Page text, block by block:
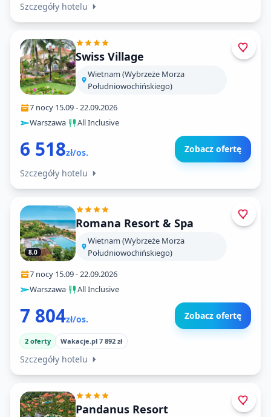
Szczegóły hotelu
Swiss Village
Wietnam (Wybrzeże Morza
Południowochińskiego)
7 nocy·15.09-22.09.2026
Warszawa· All Inclusive
6 518zł/os. Zobacz ofertę
Szczegóły hotelu
8,0
Romana Resort & Spa
Wietnam (Wybrzeże Morza
Południowochińskiego)
7 nocy·15.09-22.09.2026
Warszawa· All Inclusive
7 804zł/os. Zobacz ofertę
2 oferty Wakacje.pl 7 892 zł
Szczegóły hotelu
Pandanus Resort